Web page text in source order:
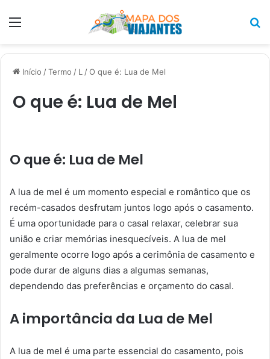
Menu
Início /Termo / L /O que é: Lua de Mel
O que é: Lua de Mel
O que é: Lua de Mel
A lua de mel é um momento especial e romântico que os
recém-casados ​​desfrutam juntos logo após o casamento.
É uma oportunidade para o casal relaxar, celebrar sua
união e criar memórias inesquecíveis. A lua de mel
geralmente ocorre logo após a cerimônia de casamento e
pode durar de alguns dias a algumas semanas,
dependendo das preferências e orçamento do casal.
A importância da Lua de Mel
A lua de mel é uma parte essencial do casamento, pois